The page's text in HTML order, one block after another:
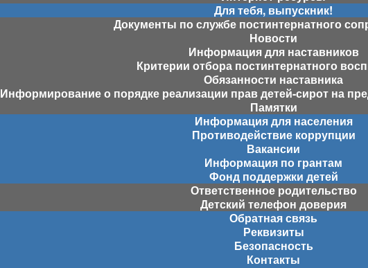
Для тебя, выпускник!
Документы по службе постинтернатного
Новости
Информация для наставников
Критерии отбора постинтернатного
Обязанности наставника
Информирование о порядке реализации прав детей-сирот на
Памятки
Информация для населения
Противодействие коррупции
Вакансии
Информация по грантам
Фонд поддержки детей
Ответственное родительство
Детский телефон доверия
Обратная связь
Реквизиты
Безопасность
Контакты